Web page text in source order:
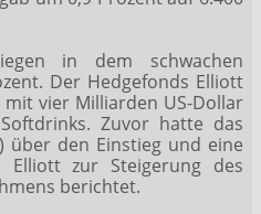
in dem schwachen
Der Hedgefonds Elliott
vier Milliarden US-Dollar
Zuvor hatte das
über den Einstieg und eine
Elliott zur Steigerung des
berichtet.